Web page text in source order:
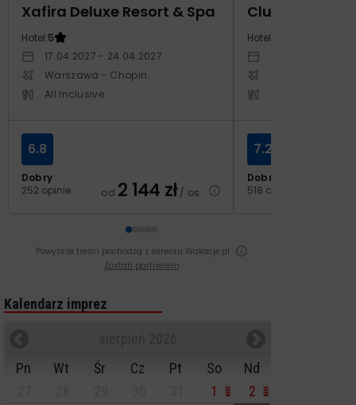
Xafira Deluxe Resort & Spa
Hotel:5
17.04.2027 - 24.04.2027
Warszawa - Chopin
All Inclusive
Dobry
252 opinie
6.8
od 2 144 zł/ os.
Club Side
Hotel:
Warszawa -
Dobry
518 opinii
7.2
Powyższe treści pochodzą z serwisu Wakacje.pl
Zostań partnerem
Kalendarz imprez
Pn
Wt Śr Cz Pt So
Nd
1
2